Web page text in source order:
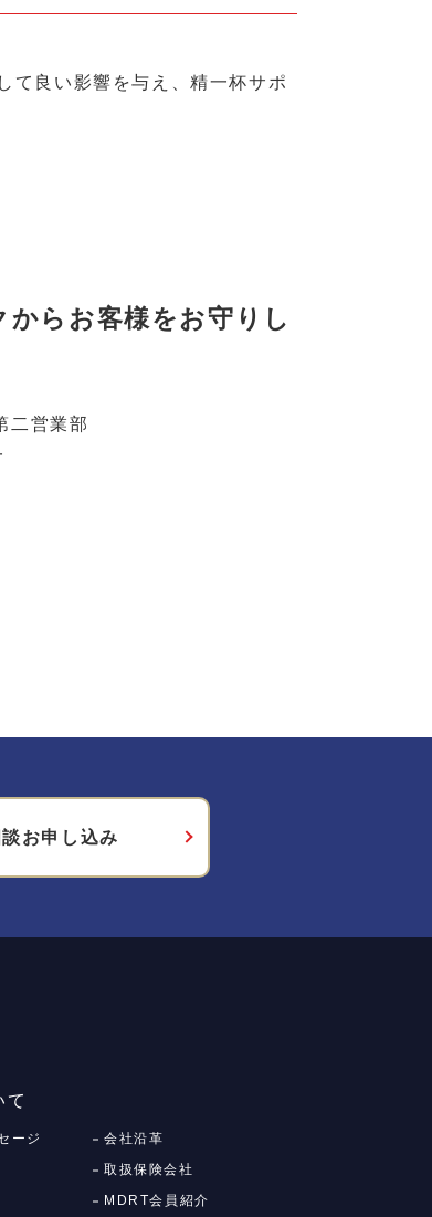
て良い影響を与え、精一杯サポ
からお客様をお守りし
二営業部
お申し込み
て
ージ
会社沿革
取扱保険会社
MDRT会員紹介